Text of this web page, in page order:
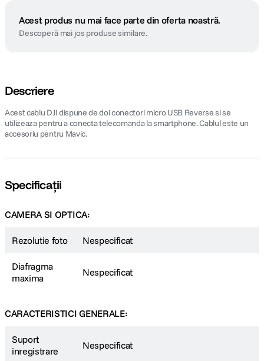
Acest produs nu mai face parte din oferta noastră.
Descoperă mai jos produse similare.
Descriere
Acest cablu DJI dispune de doi conectori micro USB Reverse si se
utilizeaza pentru a conecta telecomanda la smartphone. Cablul este un
accesoriu pentru Mavic.
Specificații
CAMERA SI OPTICA:
Rezolutie foto Nespecificat
Diafragma
maxima
Nespecificat
CARACTERISTICI GENERALE:
Suport
inregistrare
Nespecificat